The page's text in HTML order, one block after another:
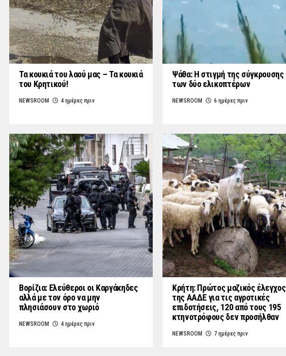
Τα κουκιά του λαού μας – Τα κουκιά
του Κρητικού!
NEWSROOM 4 ημέρες πριν
Ψάθα: Η στιγμή της σύγκρουσης
των δύο ελικοπτέρων
NEWSROOM 6 ημέρες πριν
Βορίζια: Ελεύθεροι οι Καργάκηδες
αλλά με τον όρο να μην
πλησιάσουν στο χωριό
NEWSROOM 4 ημέρες πριν
Κρήτη: Πρώτος μαζικός έλεγχος
της ΑΑΔΕ για τις αγροτικές
επιδοτήσεις, 120 από τους 195
κτηνοτρόφους δεν προσήλθαν
NEWSROOM 7 ημέρες πριν